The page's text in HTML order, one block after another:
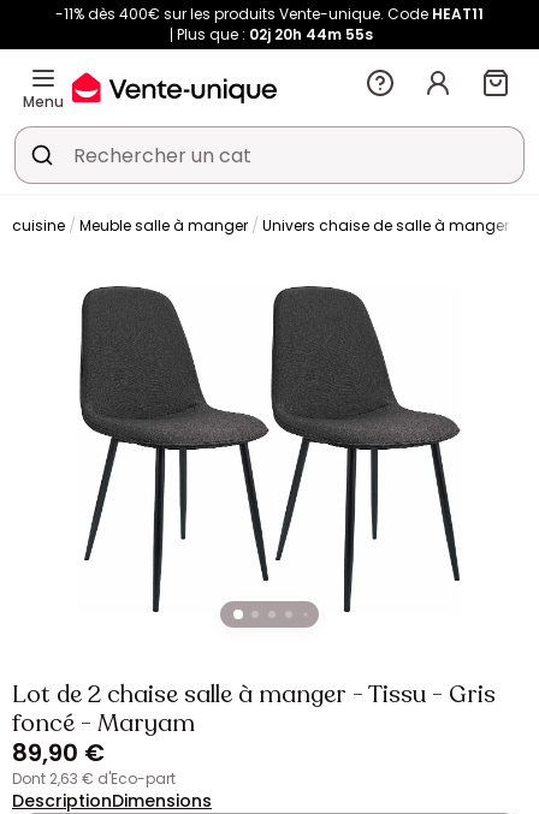
-11% dès 400€ sur les produits Vente-unique. Code HEAT11
Plus que : 02j 20h 44m 55s
Menu
cuisine Meuble salle à manger Univers chaise de salle à manger
Lot de 2 chaise salle à manger - Tissu - Gris
foncé - Maryam
89,90 €
dont 2,63 € d'Eco-part
DescriptionDimensions